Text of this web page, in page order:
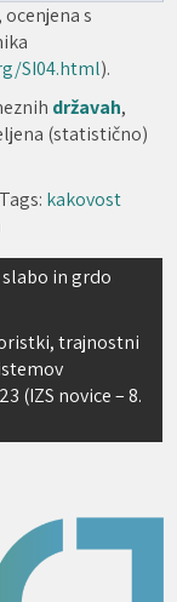
s
SI04.html).
državah,
(statistično)
Tags: kakovost
in grdo
trajnostni
(IZS novice – 8.